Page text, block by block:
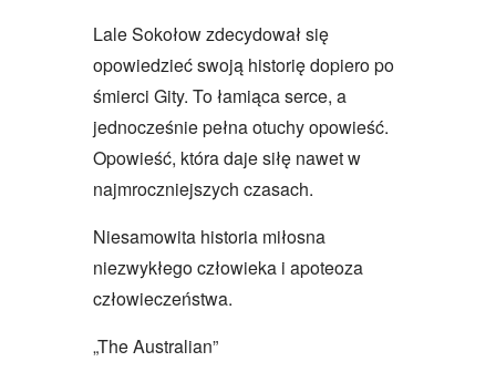
Lale Sokołow zdecydował się
opowiedzieć swoją historię dopiero po
śmierci Gity. To łamiąca serce, a
jednocześnie pełna otuchy opowieść.
Opowieść, która daje siłę nawet w
najmroczniejszych czasach.
Niesamowita historia miłosna
niezwykłego człowieka i apoteoza
człowieczeństwa.
„The Australian”